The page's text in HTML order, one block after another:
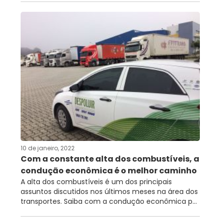
10 de janeiro, 2022
Com a constante alta dos combustíveis, a
condução econômica é o melhor caminho
A alta dos combustíveis é um dos principais
assuntos discutidos nos últimos meses na área dos
transportes. Saiba com a condução econômica p...